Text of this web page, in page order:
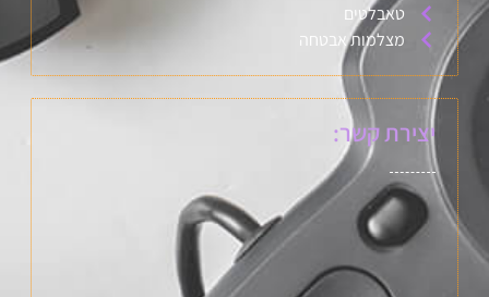
טאבלטים
מצלמות אבטחה
יצירת קשר: